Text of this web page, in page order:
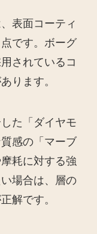
表面コーティ
です。ボーグ
されているコ
ります。
た「ダイヤモ
感の「マーブ
耗に対する強
場合は、層の
解です。